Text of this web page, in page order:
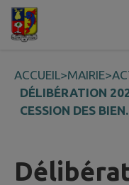
Contenu
ACCUEIL>MAIRIE>
DÉLIBÉRATION
CESSION DES